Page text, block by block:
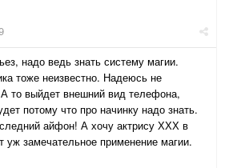
надо ведь знать систему магии.
тоже неизвестно. Надеюсь не
то выйдет внешний вид телефона,
потому что про начинку надо знать.
айфон! А хочу актрису ХХХ в
уж замечательное применение магии.